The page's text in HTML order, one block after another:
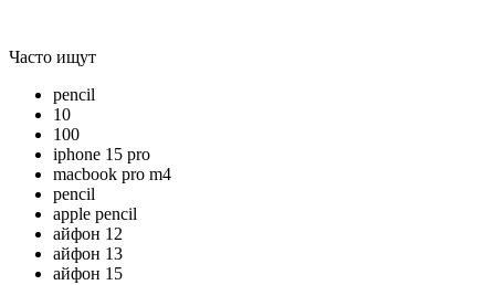
Часто ищут
pencil
10
100
iphone 15 pro
macbook pro m4
pencil
apple pencil
айфон 12
айфон 13
айфон 15